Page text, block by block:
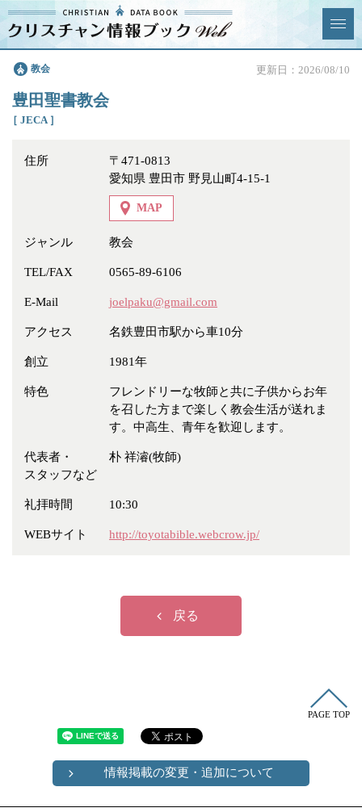
クリスチャン
情報ブックとは
News & Topics
よくあるご質問
教会 学校・幼稚園・神学校
特別集会奉仕者 医療・福祉
冠婚葬祭
教団教派 宿泊・研修施設
お店・企業・その他
フリーワード
教会 更新日：2026/08/10
豊田聖書教会
［ JECA ］
住所
〒471-0813
愛知県 豊田市 野見山町4-15-1
MAP
ジャンル 教会
TEL/FAX 0565-89-6106
E-Mail joelpaku@gmail.com
アクセス 名鉄豊田市駅から車10分
創立 1981年
特色
フレンドリーな牧師と共に子供からお年
を召した方まで楽しく教会生活が送れま
す。中高生、青年を歓迎します。
代表者・
スタッフなど
朴 祥濬(牧師)
礼拝時間 10:30
WEBサイト http://toyotabible.webcrow.jp/
戻る
PAGE TOP
情報掲載の変更・追加について